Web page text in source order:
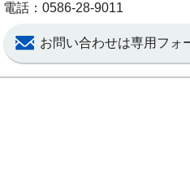
電話：0586-28-9011
お問い合わせは専用フォ